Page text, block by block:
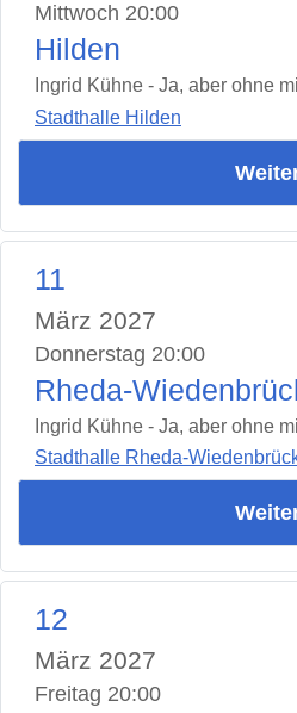
Mittwoch 20:00
Hilden
Ingrid Kühne - Ja, aber ohne
Stadthalle Hilden
11
März 2027
Donnerstag 20:00
Rheda-
Ingrid Kühne - Ja, aber ohne
Stadthalle Rheda-
12
März 2027
Freitag 20:00